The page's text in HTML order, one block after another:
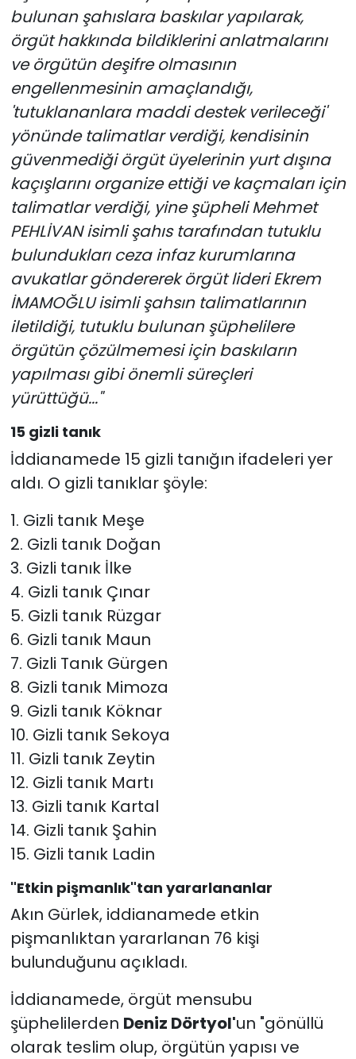
bulunan şahıslara baskılar yapılarak,
örgüt hakkında bildiklerini anlatmalarını
ve örgütün deşifre olmasının
engellenmesinin amaçlandığı,
'tutuklananlara maddi destek verileceği'
yönünde talimatlar verdiği, kendisinin
güvenmediği örgüt üyelerinin yurt dışına
kaçışlarını organize ettiği ve kaçmaları için
talimatlar verdiği, yine şüpheli Mehmet
PEHLİVAN isimli şahıs tarafından tutuklu
bulundukları ceza infaz kurumlarına
avukatlar göndererek örgüt lideri Ekrem
İMAMOĞLU isimli şahsın talimatlarının
iletildiği, tutuklu bulunan şüphelilere
örgütün çözülmemesi için baskıların
yapılması gibi önemli süreçleri
yürüttüğü..."
15 gizli tanık
İddianamede 15 gizli tanığın ifadeleri yer
aldı. O gizli tanıklar şöyle:
1. Gizli tanık Meşe
2. Gizli tanık Doğan
3. Gizli tanık İlke
4. Gizli tanık Çınar
5. Gizli tanık Rüzgar
6. Gizli tanık Maun
7. Gizli Tanık Gürgen
8. Gizli tanık Mimoza
9. Gizli tanık Köknar
10. Gizli tanık Sekoya
11. Gizli tanık Zeytin
12. Gizli tanık Martı
13. Gizli tanık Kartal
14. Gizli tanık Şahin
15. Gizli tanık Ladin
"Etkin pişmanlık"tan yararlananlar
Akın Gürlek, iddianamede etkin
pişmanlıktan yararlanan 76 kişi
bulunduğunu açıkladı.
İddianamede, örgüt mensubu
şüphelilerden Deniz Dörtyol'un "gönüllü
olarak teslim olup, örgütün yapısı ve